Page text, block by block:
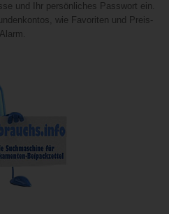
und Ihr persönliches Passwort ein.
wie Favoriten und Preis-
Alarm.